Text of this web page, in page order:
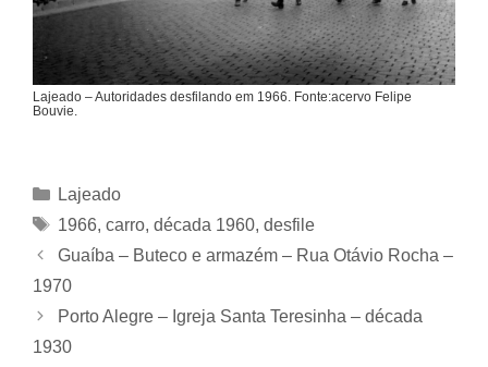
Lajeado – Autoridades desfilando em 1966. Fonte:acervo Felipe
Bouvie.
Categorias
Lajeado
Tags
1966, carro, década 1960, desfile
Guaíba – Buteco e armazém – Rua Otávio Rocha –
1970
Porto Alegre – Igreja Santa Teresinha – década
1930